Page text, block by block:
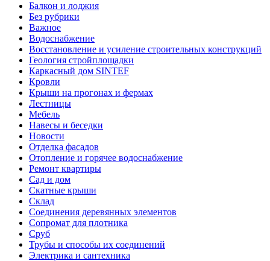
Балкон и лоджия
Без рубрики
Важное
Водоснабжение
Восстановление и усиление строительных конструкций
Геология стройплощадки
Каркасный дом SINTEF
Кровли
Крыши на прогонах и фермах
Лестницы
Мебель
Навесы и беседки
Новости
Отделка фасадов
Отопление и горячее водоснабжение
Ремонт квартиры
Сад и дом
Скатные крыши
Склад
Соединения деревянных элементов
Сопромат для плотника
Сруб
Трубы и способы их соединений
Электрика и сантехника